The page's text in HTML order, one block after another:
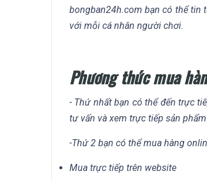
bongban24h.com bạn có thể tin
với mỗi cá nhân người chơi.
Phương thức mua
- Thứ nhất bạn có thể đến trực
tư vấn và xem trực tiếp sản phẩm
-Thứ 2 bạn có thể mua hàng
Mua trực tiếp trên website